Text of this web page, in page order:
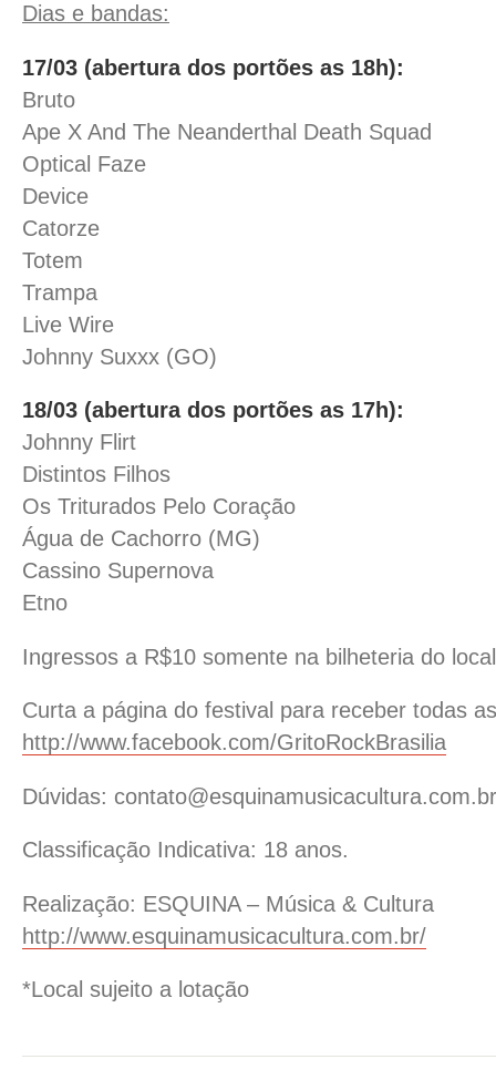
Dias e bandas:
17/03 (abertura dos portões as 18h):
Bruto
Ape X And The Neanderthal Death Squad
Optical Faze
Device
Catorze
Totem
Trampa
Live Wire
Johnny Suxxx (GO)
18/03 (abertura dos portões as 17h):
Johnny Flirt
Distintos Filhos
Os Triturados Pelo Coração
Água de Cachorro (MG)
Cassino Supernova
Etno
Ingressos a R$10 somente na bilheteria do
Curta a página do festival para receber todas
http://www.facebook.com/GritoRockBrasilia
Dúvidas: contato@esquinamusicacultura.com.br
Classificação Indicativa: 18 anos.
Realização: ESQUINA – Música & Cultura
http://www.esquinamusicacultura.com.br/
*Local sujeito a lotação